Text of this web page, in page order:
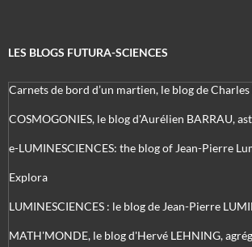
LES BLOGS FUTURA-SCIENCES
Carnets de bord d’un martien, le blog de
COSMOGONIES, le blog d'Aurélien BARRAU,
e-LUMINESCIENCES: the blog of Jean-Pierre
Explora
LUMINESCIENCES : le blog de Jean-Pierre
MATH'MONDE, le blog d'Hervé LEHNING,